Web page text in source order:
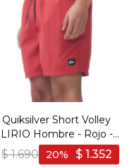
Quiksilver Short Volley
LIRIO Hombre - Rojo -
Rojo
$ 1.690 $ 1.352
20